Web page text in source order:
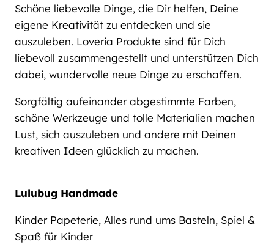
Schöne liebevolle Dinge, die Dir helfen, Deine
eigene Kreativität zu entdecken und sie
auszuleben. Loveria Produkte sind für Dich
liebevoll zusammengestellt und unterstützen Dich
dabei, wundervolle neue Dinge zu erschaffen.
Sorgfältig aufeinander abgestimmte Farben,
schöne Werkzeuge und tolle Materialien machen
Lust, sich auszuleben und andere mit Deinen
kreativen Ideen glücklich zu machen.
Lulubug Handmade
Kinder Papeterie, Alles rund ums Basteln, Spiel &
Spaß für Kinder